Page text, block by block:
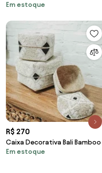
Bambu | Bali
Em estoque
R$ 270
Caixa Decorativa Bali Bamboo
Em estoque